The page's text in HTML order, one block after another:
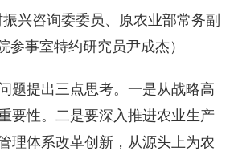
振兴咨询委委员、原农业部常务副
参事室特约研究员尹成杰）
题提出三点思考。一是从战略高
要性。二是要深入推进农业生产
理体系改革创新，从源头上为农